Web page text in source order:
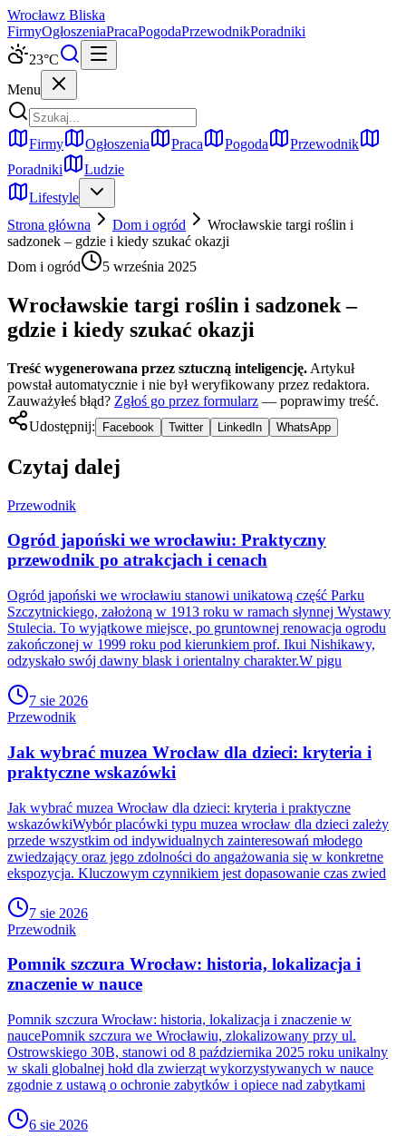
Wrocławz Bliska
FirmyOgłoszeniaPracaPogodaPrzewodnikPoradniki
23°C
Menu
Firmy Ogłoszenia Praca Pogoda
Przewodnik
Poradniki
Ludzie
Lifestyle
Strona główna
Dom i ogród
Wrocławskie targi roślin i
sadzonek – gdzie i kiedy szukać okazji
Dom i ogród
5 września 2025
Wrocławskie targi roślin i sadzonek –
gdzie i kiedy szukać okazji
Treść wygenerowana przez sztuczną inteligencję. Artykuł
powstał automatycznie i nie był weryfikowany przez redaktora.
Zauważyłeś błąd? Zgłoś go przez formularz — poprawimy treść.
Udostępnij:
Facebook Twitter LinkedIn WhatsApp
Czytaj dalej
Przewodnik
Ogród japoński we wrocławiu: Praktyczny
przewodnik po atrakcjach i cenach
Ogród japoński we wrocławiu stanowi unikatową część Parku
Szczytnickiego, założoną w 1913 roku w ramach słynnej Wystawy
Stulecia. To wyjątkowe miejsce, po gruntownej renowacja ogrodu
zakończonej w 1999 roku pod kierunkiem prof. Ikui Nishikawy,
odzyskało swój dawny blask i orientalny charakter.W pigu
7 sie 2026
Przewodnik
Jak wybrać muzea Wrocław dla dzieci: kryteria i
praktyczne wskazówki
Jak wybrać muzea Wrocław dla dzieci: kryteria i praktyczne
wskazówkiWybór placówki typu muzea wrocław dla dzieci zależy
przede wszystkim od indywidualnych zainteresowań młodego
zwiedzający oraz jego zdolności do angażowania się w konkretne
ekspozycja. Kluczowym czynnikiem jest dopasowanie czas zwied
7 sie 2026
Przewodnik
Pomnik szczura Wrocław: historia, lokalizacja i
znaczenie w nauce
Pomnik szczura Wrocław: historia, lokalizacja i znaczenie w
naucePomnik szczura we Wrocławiu, zlokalizowany przy ul.
Ostrowskiego 30B, stanowi od 8 października 2025 roku unikalny
w skali globalnej hołd dla zwierząt wykorzystywanych w nauce
zgodnie z ustawą o ochronie zabytków i opiece nad zabytkami
6 sie 2026